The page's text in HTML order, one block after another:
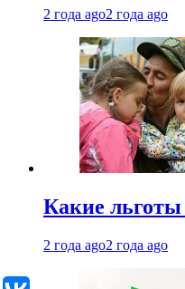
2 года ago2 года ago
Какие
2 года ago2 года ago